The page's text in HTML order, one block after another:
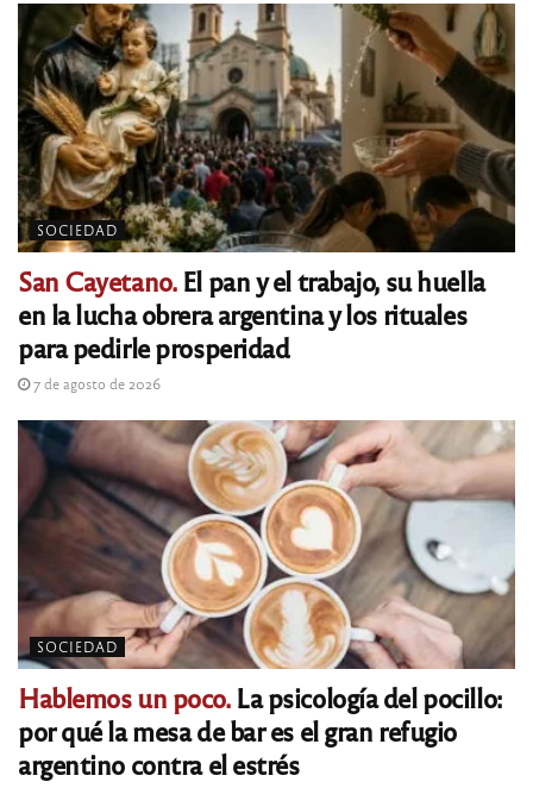
SOCIEDAD
San Cayetano.El pan y el trabajo, su huella
en la lucha obrera argentina y los rituales
para pedirle prosperidad
7 de agosto de 2026
SOCIEDAD
Hablemos un poco.La psicología del pocillo:
por qué la mesa de bar es el gran refugio
argentino contra el estrés